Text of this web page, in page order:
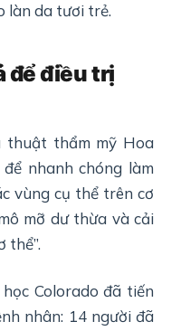
làn da tươi trẻ.
để điều trị
thuật thẩm mỹ Hoa
nhanh chóng làm
vùng cụ thể trên cơ
mỡ dư thừa và cải
thể”.
Colorado đã tiến
nhân: 14 người đã